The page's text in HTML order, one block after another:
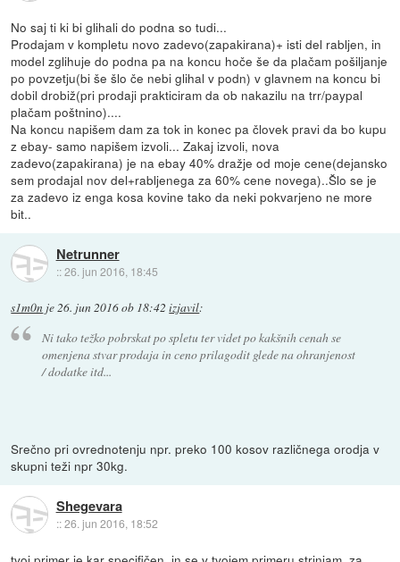
No saj ti ki bi glihali do podna so tudi...
Prodajam v kompletu novo zadevo(zapakirana)+ isti del rabljen, in
model zglihuje do podna pa na koncu hoče še da plačam pošiljanje
po povzetju(bi še šlo če nebi glihal v podn) v glavnem na koncu bi
dobil drobiž(pri prodaji prakticiram da ob nakazilu na trr/paypal
plačam poštnino)....
Na koncu napišem dam za tok in konec pa človek pravi da bo kupu
z ebay- samo napišem izvoli... Zakaj izvoli, nova
zadevo(zapakirana) je na ebay 40% dražje od moje cene(dejansko
sem prodajal nov del+rabljenega za 60% cene novega)..Šlo se je
za zadevo iz enga kosa kovine tako da neki pokvarjeno ne more
bit..
Netrunner
::26. jun 2016, 18:45
s1m0n je26. jun 2016 ob 18:42 izjavil:
Ni tako težko pobrskat po spletu ter videt po kakšnih cenah se
omenjena stvar prodaja in ceno prilagodit glede na ohranjenost
/ dodatke itd...
Srečno pri ovrednotenju npr. preko 100 kosov različnega orodja v
skupni teži npr 30kg.
Shegevara
::26. jun 2016, 18:52